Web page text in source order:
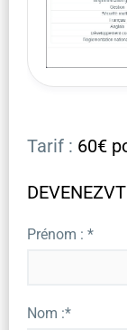
Tarif : 60€
Prénom : *
Nom :*